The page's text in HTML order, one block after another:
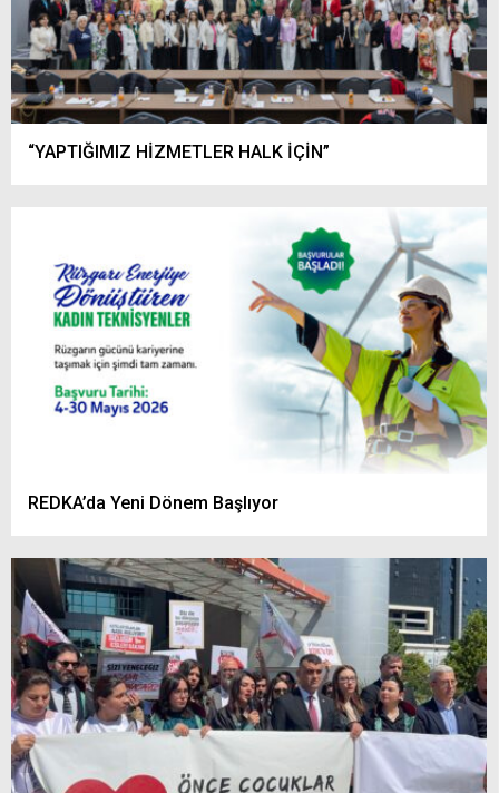
“YAPTIĞIMIZ HİZMETLER HALK İÇİN”
REDKA’da Yeni Dönem Başlıyor